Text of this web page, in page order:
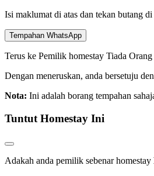
Isi maklumat di atas dan tekan butang
Tempahan WhatsApp
Terus ke Pemilik homestay Tiada Orang
Dengan meneruskan, anda bersetuju
Nota: Ini adalah borang tempahan
Tuntut Homestay Ini
Adakah anda pemilik sebenar homestay